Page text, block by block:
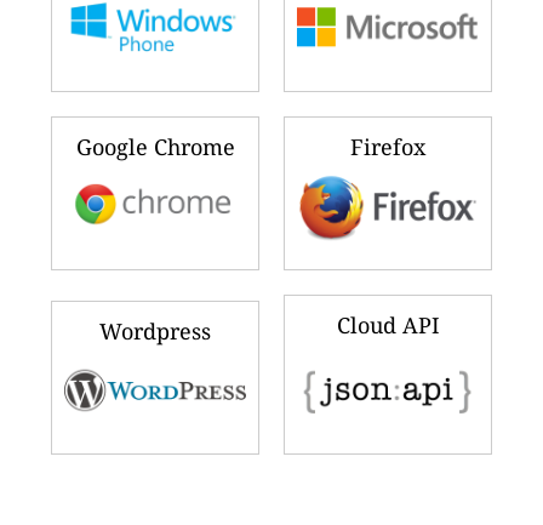
Google Chrome Firefox
Wordpress Cloud API